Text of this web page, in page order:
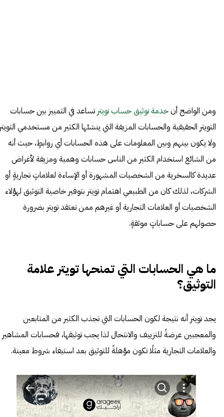
ومن الواضح أنخدمة توثيق حساب تويتر تساعد في التمييز بين حسابات
التويتر الحقيقية والحسابات المزيفة التي ينشئها الكثير من مستخدمي
ولا يكون بينهم وبين المعلومات على هذه الحسابات أي روابطٍ، حيث أنه
من الشائع استخدام الكثير من الناس حسابات وهمية ومزيفة لأغراض
عديدة كالسخرية من الشخصيات المشهورة أو الإساءة لعلاماتٍ تجاريةٍ أو
الشركات، لذلك كان من الطبيعي اهتمام تويتر بتوفير خاصية التوثيق لهؤلاء
الشخصيات أو العلامات التجارية أو غيرهم ممن تعتقد تويتر بضرورة
حصولهم على حساباتٍ موثقةٍ.
ما هي الحسابات التي تمنحها تويتر علامة
التوثيق؟
يجد تويتر أنه نتيجة لكون الحسابات التي تجذب الكثير من المتابعين
والمعجبين عرضةً للتزييف والانتحال لذا يجب توثيقها، فحسابات المشاهير
والعلامات التجارية مثلًا تكون مؤهلةً للتوثيق بعد استيفاء شروط معينة.